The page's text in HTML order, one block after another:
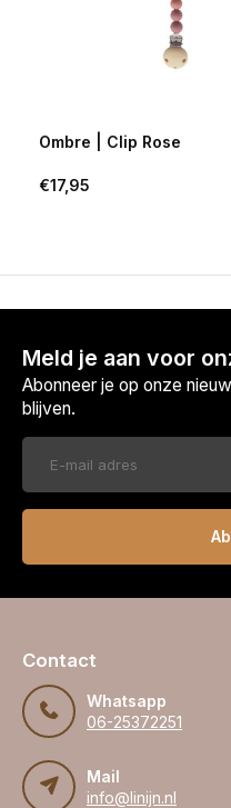
Ombre | Clip Rose
€17,95
Meld je aan voor
Abonneer je op onze
blijven.
Contact
Whatsapp
06-25372251
Mail
info@linijn.nl